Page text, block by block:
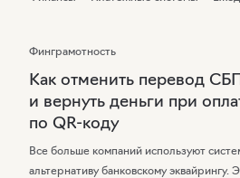
Финграмотность
Как отменить перевод
и вернуть деньги при
по QR-коду
Все больше компаний используют
альтернативу банковскому эквайрингу.